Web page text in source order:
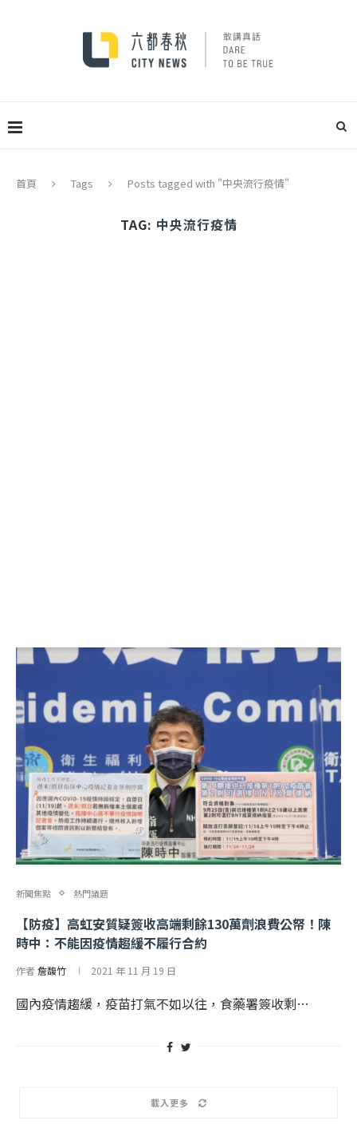
首頁 Tags Posts tagged with "中央流行疫情"
TAG: 中央流行疫情
新聞焦點 熱門議題
【防疫】高虹安質疑簽收高端剩餘130萬劑浪費公帑！陳
時中：不能因疫情趨緩不履行合約
作者詹馥竹 2021 年 11 月 19 日
國內疫情趨緩，疫苗打氣不如以往，食藥署簽收剩…
載入更多